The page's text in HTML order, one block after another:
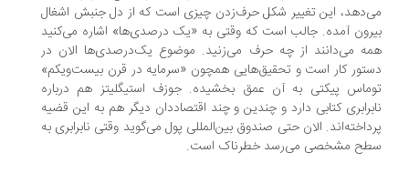
این تغییر شکل حرف‌زدن چیزی است که از دل جنبش اشغال
آمده. جالب است که وقتی به «یک درصدی‌ها» اشاره می‌کنید
می‌دانند از چه حرف می‌زنید. موضوع یک‌درصدی‌ها الان در
کار است و تحقیق‌هایی همچون «سرمایه در قرن بیست‌ویکم»
پیکتی به آن عمق بخشیده. جوزف استیگلیتز هم درباره
کتابی دارد و چندین و چند اقتصاددان دیگر هم به این قضیه
الان حتی صندوق بین‌المللی پول می‌گوید وقتی نابرابری به
مشخصی می‌رسد خطرناک است.